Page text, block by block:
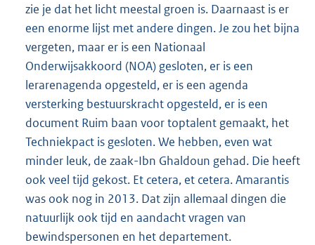
zie je dat het licht meestal groen is. Daarnaast is er
een enorme lijst met andere dingen. Je zou het bijna
vergeten, maar er is een Nationaal
Onderwijsakkoord (NOA) gesloten, er is een
lerarenagenda opgesteld, er is een agenda
versterking bestuurskracht opgesteld, er is een
document Ruim baan voor toptalent gemaakt, het
Techniekpact is gesloten. We hebben, even wat
minder leuk, de zaak-Ibn Ghaldoun gehad. Die heeft
ook veel tijd gekost. Et cetera, et cetera. Amarantis
was ook nog in 2013. Dat zijn allemaal dingen die
natuurlijk ook tijd en aandacht vragen van
bewindspersonen en het departement.